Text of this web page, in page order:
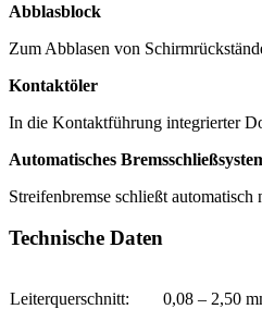
Abblasblock
Zum Abblasen von
Kontaktöler
In die Kontaktführung integrierter
Automatisches
Streifenbremse schließt automatisch
Technische Daten
Leiterquerschnitt: 0,08 – 2,50